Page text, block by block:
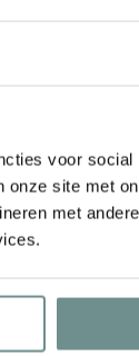
voor social
onze site met
met
aus
und
wieder
Boden zu düngen.
Löcher nicht
Das
angelockt